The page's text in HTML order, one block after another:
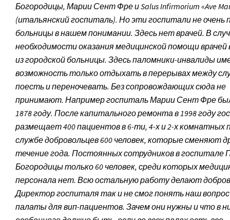
Богородицы, Марии Сент Фре и Salus Infirmorium «Ave
(итальянский госпиталь). Но эти госпитали не очень
больницы в нашем понимании. Здесь нет врачей. В
необходимости оказания медицинской помощи
из городской больницы. Здесь паломники-инвалиды
возможность только отдыхать в перерывах между
поесть и переночева­ть. Без сопровождающих сюда не
принимают. Например госпиталь Марии Сент Фре
1878 году. После капитального ремонта в 1998 году
размещает 400 пациентов в 6-ти, 4-х и 2-х комнатных
службе добровольцев 600 человек, которые сменяют
течение года. Постоянных сотрудников в госпитале
Богородицы только 60 человек, среди которых
персонала нет. Всю остальную работу делают
Директор госпиталя так и не смог понять наш
палаты для вип-пациентов. Зачем они нужны и что в